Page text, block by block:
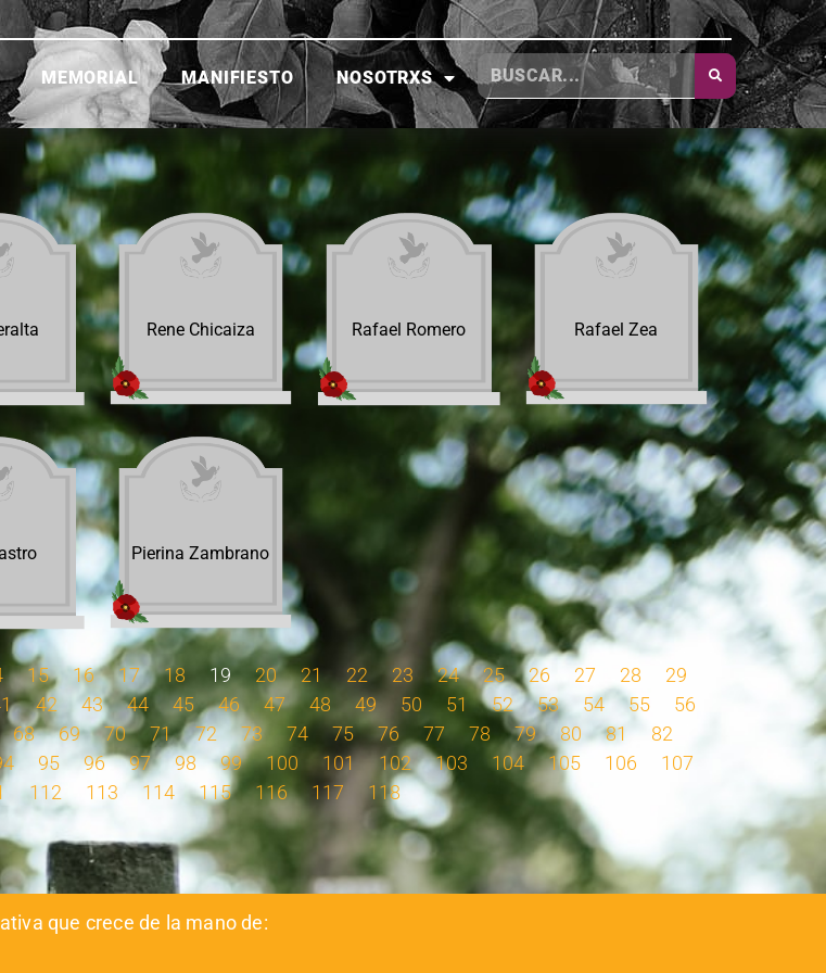
MEMORIAL MANIFIESTO NOSOTRXS
Rene Chicaiza Rafael Romero Rafael Zea
Pierina Zambrano
15 16 17 18 19 20 21 22 23 24 25 26 27 28
29
42 43 44 45 46 47 48 49 50 51 52 53 54 55
56
68 69 70 71 72 73 74 75 76 77 78 79 80 81
82
95 96 97 98 99 100 101 102 103 104 105 106
107
112 113 114 115 116 117 118
que crece de la mano de: